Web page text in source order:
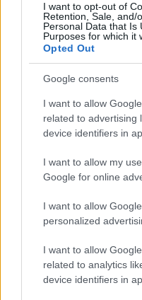
I want to opt-out of
Retention, Sale, and/
Personal Data that Is
Purposes for which it
Opted Out
Google consents
I want to allow
related to advertising
device identifiers in
I want to allow my
Google for online
I want to allow
personalized
I want to allow
related to analytics
device identifiers in
Pierrette et Manuella
programme qui leur a
Eric Kanumay, un
explique qu’il est
d’une maladie et d’un
l’âge de 6 et 8 ans. À
identifiée comme le VIH.
comme une boîte
l’enfant à comprendre le
n’est qu’à partir de 12
discussion est retardée
entraînera plus de